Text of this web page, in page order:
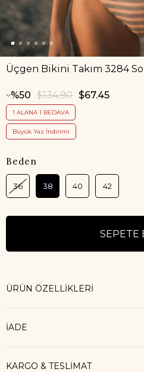
Üçgen Bikini Takım 3284
50 $134.90 $67.45
1 ALANA 1 BEDAVA
Büyük Yaz İndirimi
Beden
36 38 40 42
ÜRÜN ÖZELLIKLERI
İADE
KARGO & TESLİMAT